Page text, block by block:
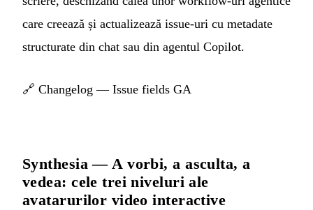
care creează și actualizează issue-uri cu metadate
structurate din chat sau din agentul Copilot.
🔗 Changelog — Issue fields GA
Synthesia — A vorbi, a asculta, a
vedea: cele trei niveluri ale
avatarurilor video interactive